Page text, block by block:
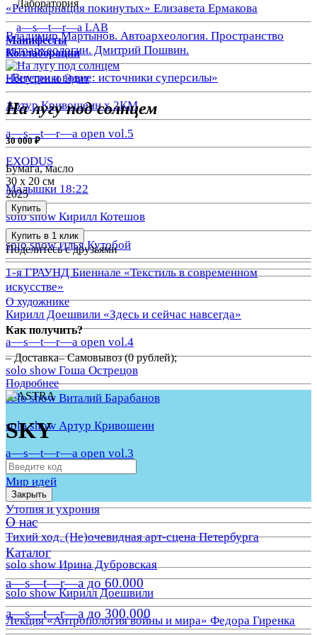
«Реинкарнация покинутых» Елизавета Ермакова
Владимир Мартынов. Автоархеология. Пространство
автоархеологии. Дмитрий Пошвин.
«Внутри и вовне: источники суперсилы»
Артур Кривошеин х 2КМ
a—s—t—r—a open vol.5
EXODUS
Малышки 18:22
solo show Кирилл Котешов
solo show Илья Кутобой
1-я ГРАУНД Биеннале «Текстиль в современном
искусстве»
Кирилл Доешвили «Здесь и сейчас навсегда»
a—s—t—r—a open vol.4
solo show Гоша Острецов
solo show Виталий Барабанов
solo show Артур Кривошеин
a—s—t—r—a open vol.3
Мир идей
Утопия и ухрония
Тихий ход. (Не)очевидная арт-сцена Петербурга
solo show Ирина Дубровская
solo show Кирилл Доешвили
Лекция «Антропология войны и мира» Федора Гиренка
Лаборатория
a—s—t—r—a LAB
Манифесты
Коллаборации
Нестеренко Эдит
На лугу под солнцем
30 000 ₽
Бумага, масло
30 х 20 см
2025
Купить
Купить в 1 клик
Поделитесь с друзьями
О художнике
Как получить?
– Доставка– Самовывоз (0 рублей);
Подробнее
SKY
Закрыть
О нас
Каталог
a—s—t—r—a до 60.000
a—s—t—r—a до 300.000